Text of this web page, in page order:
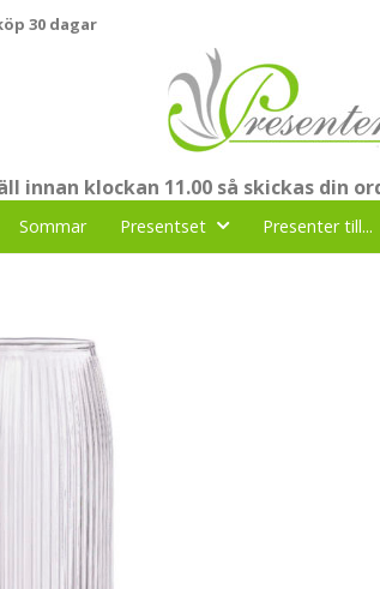
30 dagar
innan klockan 11.00 så skickas din
Sommar Presentset Presenter till...